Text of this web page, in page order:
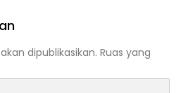
dipublikasikan. Ruas yang